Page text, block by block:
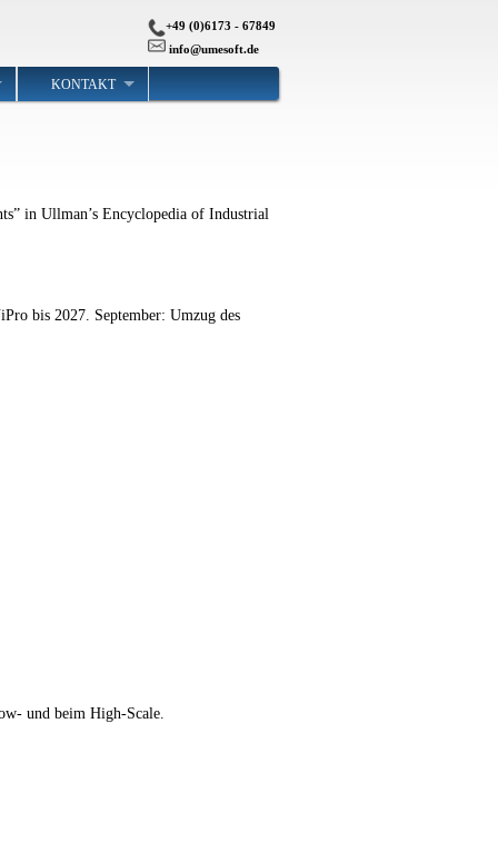
+49 (0)6173 - 67849
info@umesoft.de
KONTAKT
in Ullman’s Encyclopedia of Industrial
bis 2027. September: Umzug des
und beim High-Scale.